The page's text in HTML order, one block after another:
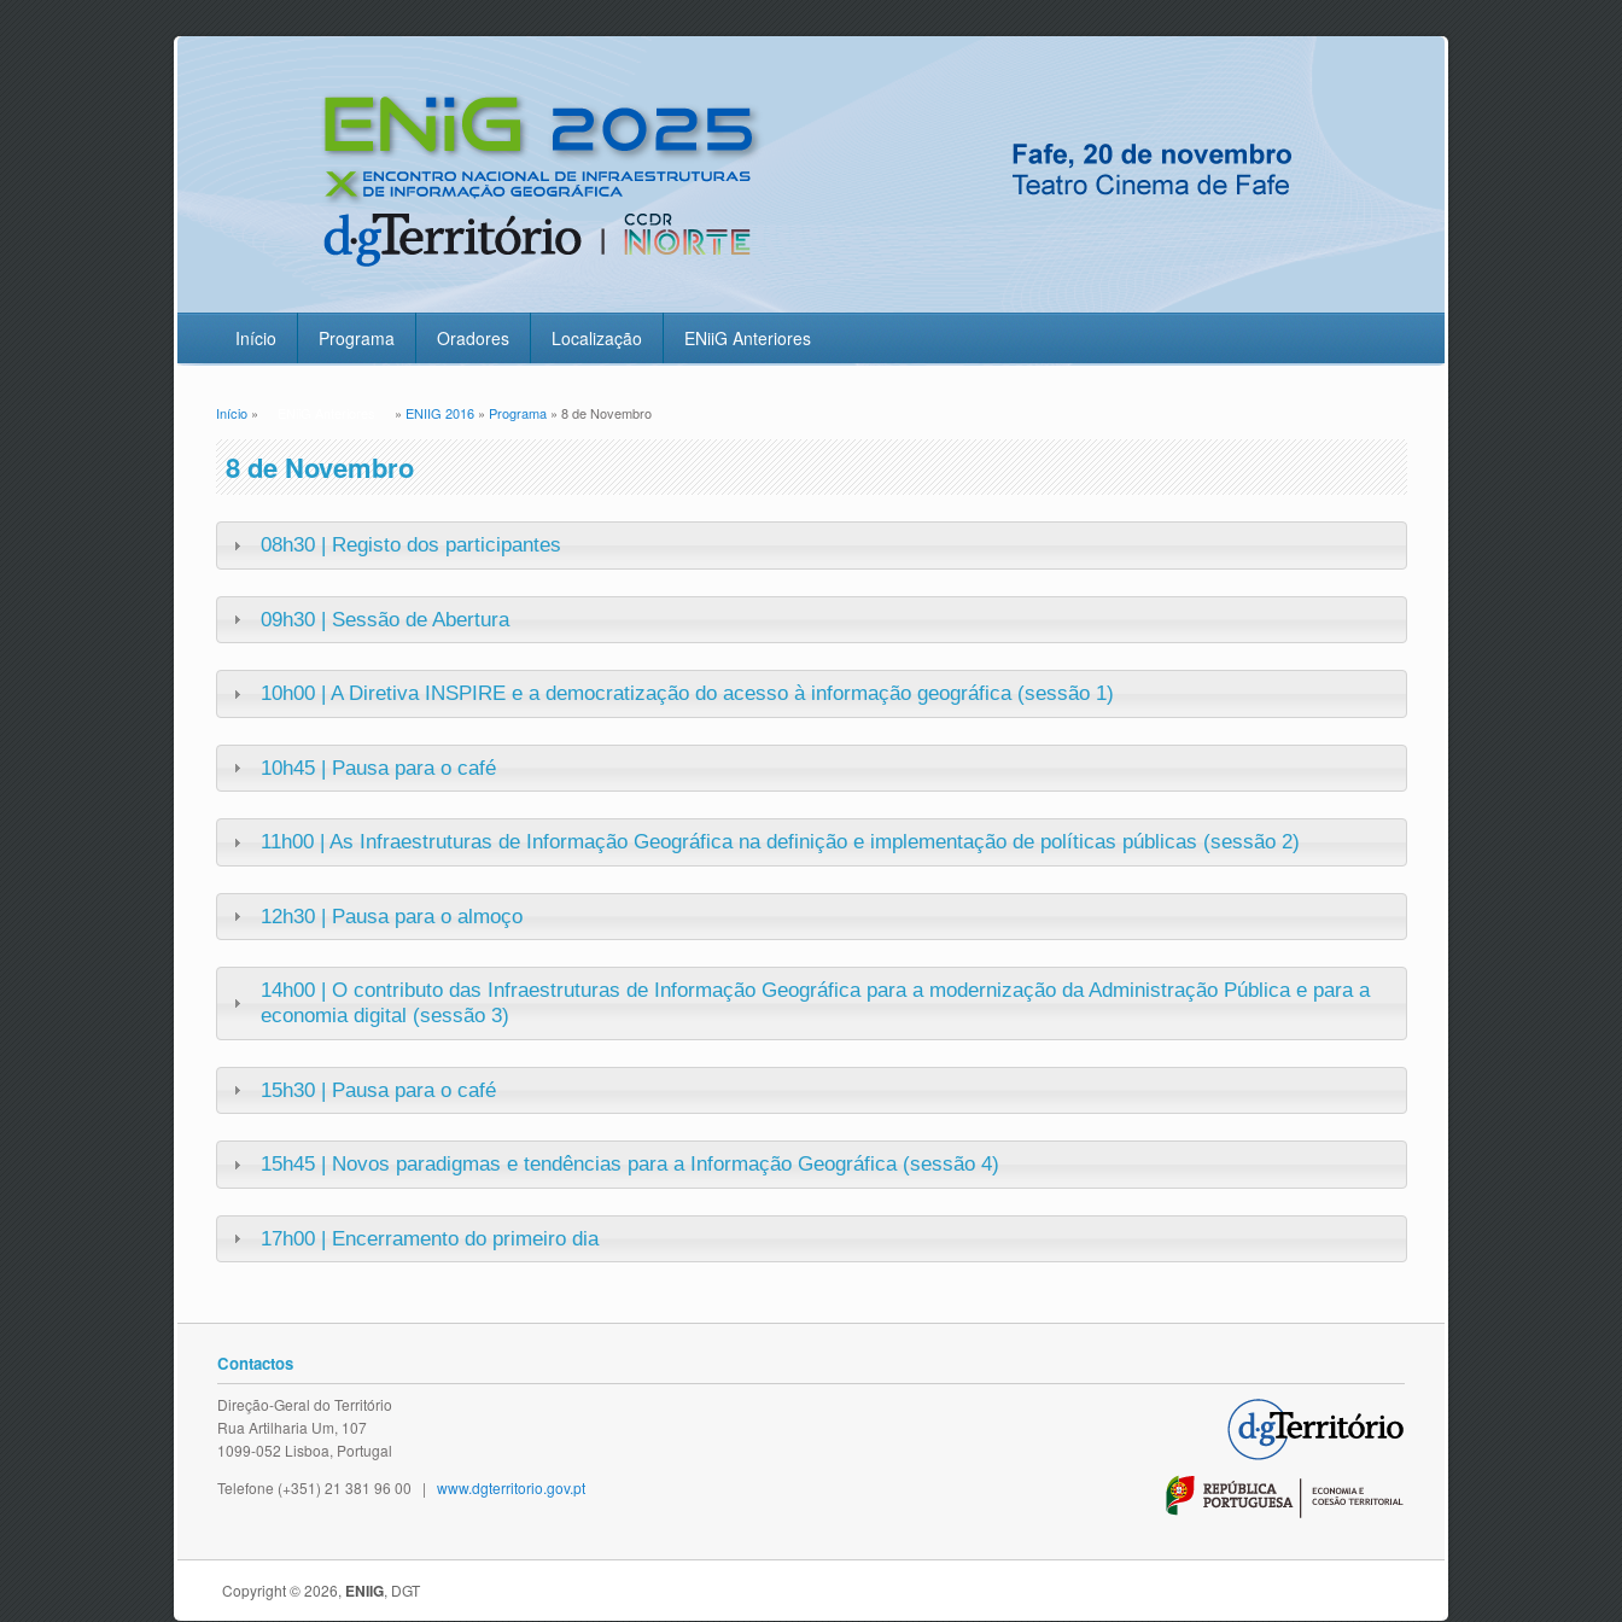
Início Programa Oradores Localização ENiiG Anteriores
Está aqui
Início» » ENIIG 2016 » Programa » 8 de Novembro
8 de Novembro
08h30 | Registo dos participantes
09h30 | Sessão de Abertura
10h00 | A Diretiva INSPIRE e a democratização do acesso à informação geográfica (sessão 1)
10h45 | Pausa para o café
11h00 | As Infraestruturas de Informação Geográfica na definição e implementação de políticas públicas (sessão 2)
12h30 | Pausa para o almoço
14h00 | O contributo das Infraestruturas de Informação Geográfica para a modernização da Administração Pública e para a
economia digital (sessão 3)
15h30 | Pausa para o café
15h45 | Novos paradigmas e tendências para a Informação Geográfica (sessão 4)
17h00 | Encerramento do primeiro dia
Contactos
Direção-Geral do Território
Rua Artilharia Um, 107
1099-052 Lisboa, Portugal
Telefone (+351) 21 381 96 00 | www.dgterritorio.gov.pt
Copyright © 2026, ENIIG, DGT